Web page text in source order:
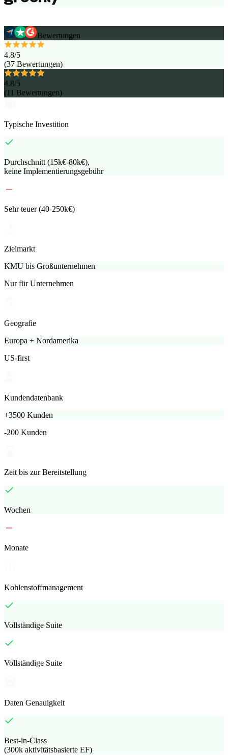
Bewertungen
4.8/5
(37 Bewertungen)
4.8/5
(11 Bewertungen)
Typische Investition
Durchschnitt (15k€-80k€),
keine Implementierungsgebühr
Sehr teuer (40-250k€)
Zielmarkt
KMU bis Großunternehmen
Nur für Unternehmen
Geografie
Europa + Nordamerika
US-first
Kundendatenbank
+3500 Kunden
-200 Kunden
Zeit bis zur Bereitstellung
Wochen
Monate
Kohlenstoffmanagement
Vollständige Suite
Vollständige Suite
Daten Genauigkeit
Best-in-Class
(300k aktivitätsbasierte EF)